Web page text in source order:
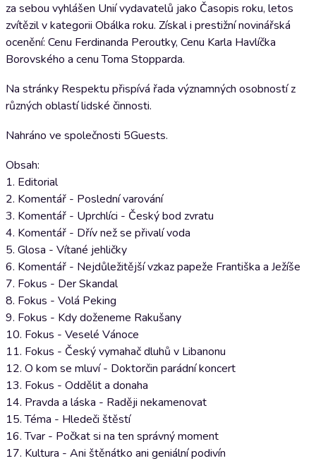
za sebou vyhlášen Unií vydavatelů jako Časopis roku, letos
zvítězil v kategorii Obálka roku. Získal i prestižní novinářská
ocenění: Cenu Ferdinanda Peroutky, Cenu Karla Havlíčka
Borovského a cenu Toma Stopparda.
Na stránky Respektu přispívá řada významných osobností z
různých oblastí lidské činnosti.
Nahráno ve společnosti 5Guests.
Obsah:
1. Editorial
2. Komentář - Poslední varování
3. Komentář - Uprchlíci - Český bod zvratu
4. Komentář - Dřív než se přivalí voda
5. Glosa - Vítané jehličky
6. Komentář - Nejdůležitější vzkaz papeže Františka a Ježíše
7. Fokus - Der Skandal
8. Fokus - Volá Peking
9. Fokus - Kdy doženeme Rakušany
10. Fokus - Veselé Vánoce
11. Fokus - Český vymahač dluhů v Libanonu
12. O kom se mluví - Doktorčin parádní koncert
13. Fokus - Oddělit a donaha
14. Pravda a láska - Raději nekamenovat
15. Téma - Hledeči štěstí
16. Tvar - Počkat si na ten správný moment
17. Kultura - Ani štěnátko ani geniální podivín